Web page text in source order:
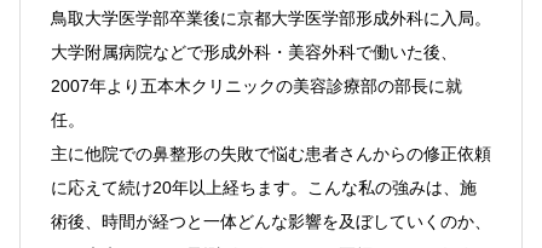
鳥取大学医学部卒業後に京都大学医学部形成外科に入局。
大学附属病院などで形成外科・美容外科で働いた後、
2007年より五本木クリニックの美容診療部の部長に就
任。
主に他院での鼻整形の失敗で悩む患者さんからの修正依頼
に応えて続け20年以上経ちます。こんな私の強みは、施
術後、時間が経つと一体どんな影響を及ぼしていくのか、